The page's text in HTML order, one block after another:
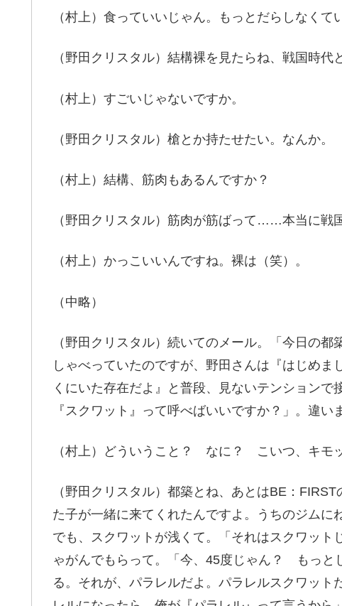
（村上）食っていいじゃん。もっとだらしなく
（野田クリスタル）結構裸を見たらね、戦国時代
（村上）すごいじゃないですか。
（野田クリスタル）槍とか持たせたい。なんか。
（村上）結構、筋肉もあるんですか？
（野田クリスタル）筋肉が筋ばって……本当に戦
（村上）かっこいいんですね。裸は（笑）。
（中略）
（野田クリスタル）続いてのメール。「今日の
しゃべっていたのですが、野田さんは『はじめ
くにいた存在だよ』と普段、見ないテンション
『スクワット』って呼べばいいですか？」。違い
（村上）どういうこと？ なに？ こいつ、キモ
（野田クリスタル）都築とね、あとはBE：
た子が一緒に来てくれたんですよ。うちのジムに
でも、スクワットが浅くて。「それはスクワット
ゃがんでもらって。「今、45度じゃん？ もっ
る。それが、パラレルだよ。パラレルスクワッ